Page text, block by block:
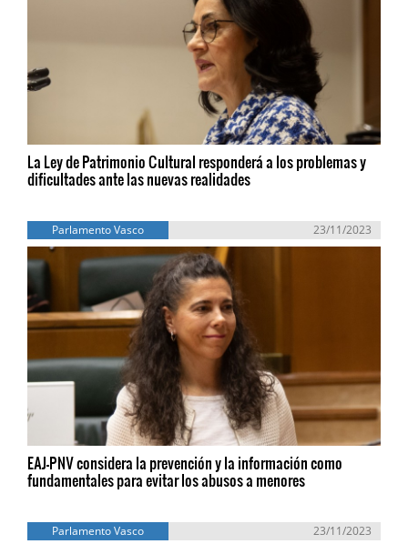
La Ley de Patrimonio Cultural responderá a los problemas y
dificultades ante las nuevas realidades
Parlamento Vasco 23/11/2023
EAJ-PNV considera la prevención y la información como
fundamentales para evitar los abusos a menores
Parlamento Vasco 23/11/2023